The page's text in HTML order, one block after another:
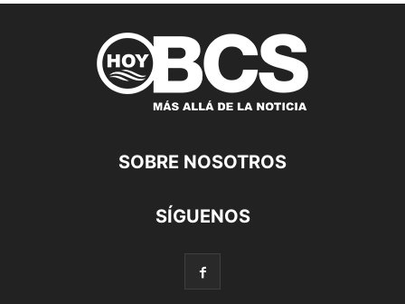
SOBRE NOSOTROS
SÍGUENOS